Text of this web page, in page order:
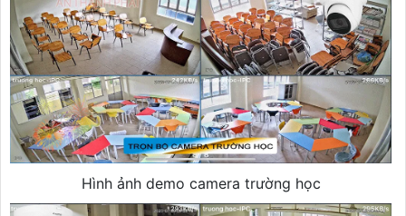
Hình ảnh demo camera trường học